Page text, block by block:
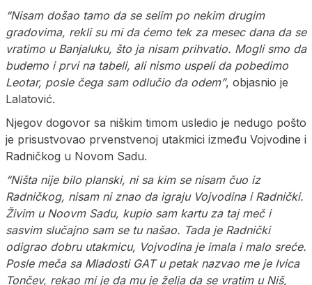
“Nisam došao tamo da se selim po nekim drugim
gradovima, rekli su mi da ćemo tek za mesec dana da se
vratimo u Banjaluku, što ja nisam prihvatio. Mogli smo da
budemo i prvi na tabeli, ali nismo uspeli da pobedimo
Leotar, posle čega sam odlučio da odem”, objasnio je
Lalatović.
Njegov dogovor sa niškim timom usledio je nedugo pošto
je prisustvovao prvenstvenoj utakmici između Vojvodine i
Radničkog u Novom Sadu.
“Ništa nije bilo planski, ni sa kim se nisam čuo iz
Radničkog, nisam ni znao da igraju Vojvodina i Radnički.
Živim u Noovm Sadu, kupio sam kartu za taj meč i
sasvim slučajno sam se tu našao. Tada je Radnički
odigrao dobru utakmicu, Vojvodina je imala i malo sreće.
Posle meča sa Mladosti GAT u petak nazvao me je Ivica
Tončev, rekao mi je da mu je želja da se vratim u Niš,